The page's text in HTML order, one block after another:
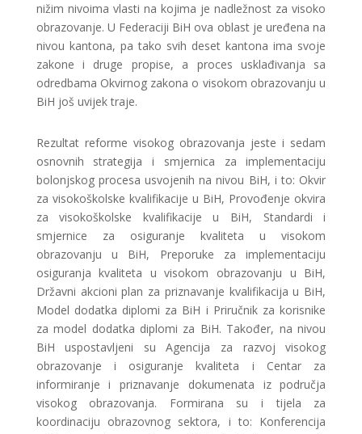
nižim nivoima vlasti na kojima je nadležnost za visoko
obrazovanje. U Federaciji BiH ova oblast je uređena na
nivou kantona, pa tako svih deset kantona ima svoje
zakone i druge propise, a proces usklađivanja sa
odredbama Okvirnog zakona o visokom obrazovanju u
BiH još uvijek traje.
Rezultat reforme visokog obrazovanja jeste i sedam
osnovnih strategija i smjernica za implementaciju
bolonjskog procesa usvojenih na nivou BiH, i to: Okvir
za visokoškolske kvalifikacije u BiH, Provođenje okvira
za visokoškolske kvalifikacije u BiH, Standardi i
smjernice za osiguranje kvaliteta u visokom
obrazovanju u BiH, Preporuke za implementaciju
osiguranja kvaliteta u visokom obrazovanju u BiH,
Državni akcioni plan za priznavanje kvalifikacija u BiH,
Model dodatka diplomi za BiH i Priručnik za korisnike
za model dodatka diplomi za BiH. Također, na nivou
BiH uspostavljeni su Agencija za razvoj visokog
obrazovanje i osiguranje kvaliteta i Centar za
informiranje i priznavanje dokumenata iz područja
visokog obrazovanja. Formirana su i tijela za
koordinaciju obrazovnog sektora, i to: Konferencija